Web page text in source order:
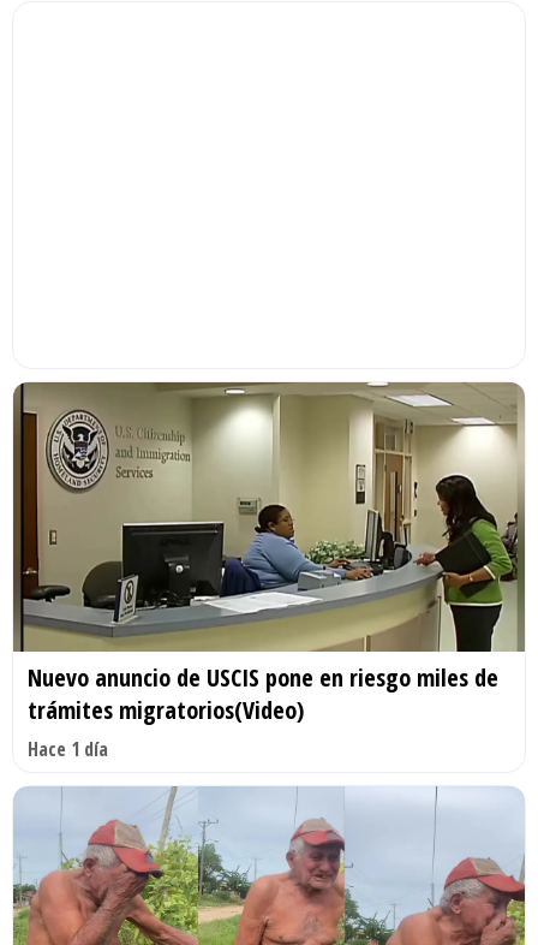
Nuevo anuncio de USCIS pone en riesgo miles de
trámites migratorios(Video)
Hace 1 día